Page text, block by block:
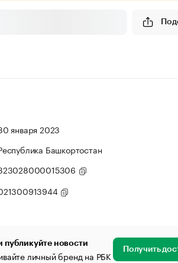
января 2023
Башкортостан
публикуйте новости
личный бренд на РБК Получить